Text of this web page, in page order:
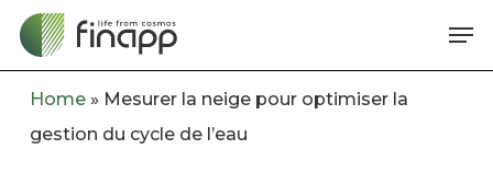
Skip
Home» Mesurer la neige pour optimiser la
gestion du cycle de l’eau